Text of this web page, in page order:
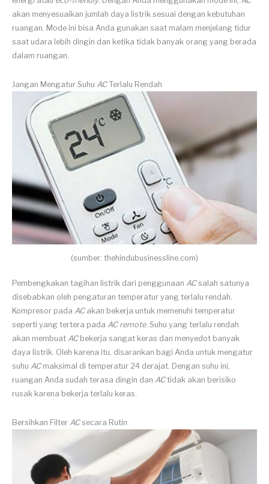
akan menyesuaikan jumlah daya listrik sesuai dengan kebutuhan
ruangan. Mode ini bisa Anda gunakan saat malam menjelang tidur
saat udara lebih dingin dan ketika tidak banyak orang yang berada
dalam ruangan.
Jangan Mengatur Suhu AC Terlalu Rendah
(sumber: thehindubusinessline.com)
Pembengkakan tagihan listrik dari penggunaan ACsalah satunya
disebabkan oleh pengaturan temperatur yang terlalu rendah.
Kompresor pada AC akan bekerja untuk memenuhi temperatur
seperti yang tertera pada AC remote. Suhu yang terlalu rendah
akan membuat AC bekerja sangat keras dan menyedot banyak
daya listrik. Oleh karena itu, disarankan bagi Anda untuk mengatur
suhu AC maksimal di temperatur 24 derajat. Dengan suhu ini,
ruangan Anda sudah terasa dingin dan ACtidak akan berisiko
rusak karena bekerja terlalu keras.
Bersihkan Filter ACsecara Rutin